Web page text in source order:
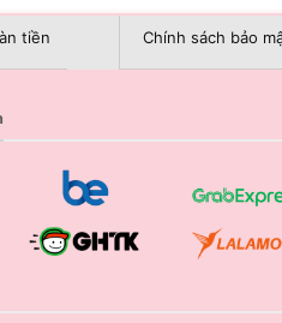
tiền Chính sách bảo